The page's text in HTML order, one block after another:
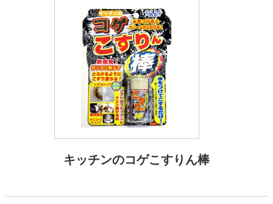
キッチンのコゲこすりん棒